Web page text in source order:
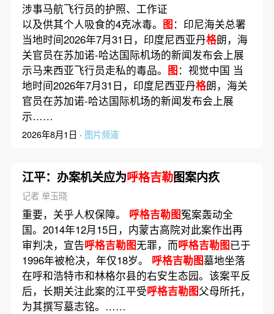
涉事马航飞行员的护照、工作证
以及供其个人吸食的4克冰毒。 图：印尼海关总署
当地时间2026年7月31日，印度尼西亚丹格朗，海
关官员在苏加诺-哈达国际机场的新闻发布会上展
示马来西亚飞行员走私的毒品。 图：视觉中国 当
地时间2026年7月31日，印度尼西亚丹格朗，海关
官员在苏加诺-哈达国际机场的新闻发布会上展
示……
2026年8月1日 · 图片频道
江平：办案机关应为呼格吉勒图案内疚
记者 单玉晓
重要，关乎人权保障。 呼格吉勒图冤案轰动全
国。2014年12月15日，内蒙古高院对此案作出再
审判决，宣告呼格吉勒图无罪，而呼格吉勒图已于
1996年被枪决，年仅18岁。 呼格吉勒图墓地坐落
在呼和浩特市和林格尔县的右安生态园。该案平反
后，长期关注此案的江平受呼格吉勒图父母所托，
为其撰写墓志铭。……